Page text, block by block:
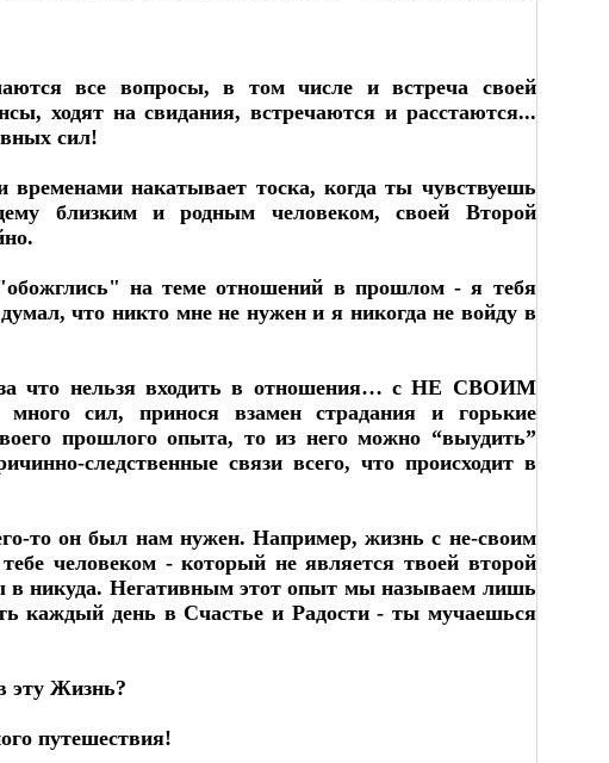
все вопросы, в том числе и встреча своей
ходят на свидания, встречаются и расстаются...
сил!
накатывает тоска, когда ты чувствуешь
близким и родным человеком, своей Второй
на теме отношений в прошлом - я тебя
что никто мне не нужен и я никогда не войду в
что нельзя входить в отношения… с НЕ СВОИМ
сил, принося взамен страдания и горькие
прошлого опыта, то из него можно “выудить”
следственные связи всего, что происходит в
то он был нам нужен. Например, жизнь с не-своим
человеком - который не является твоей второй
в никуда. Негативным этот опыт мы называем лишь
каждый день в Счастье и Радости - ты мучаешься
эту Жизнь?
путешествия!